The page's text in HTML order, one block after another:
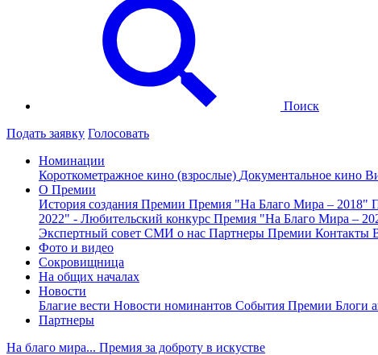
Поиск
Подать заявку Голосовать
Номинации
Короткометражное кино (взрослые) Документальное кино
О Премии
История создания Премии Премия "На Благо Мира – 2018"
2022" - Любительский конкурс Премия "На Благо Мира –
Экспертный совет СМИ о нас Партнеры Премии Контакты
Фото и видео
Сокровищница
На общих началах
Новости
Благие вести Новости номинантов События Премии Блоги
Партнеры
На благо мира... Премия за доброту в искустве